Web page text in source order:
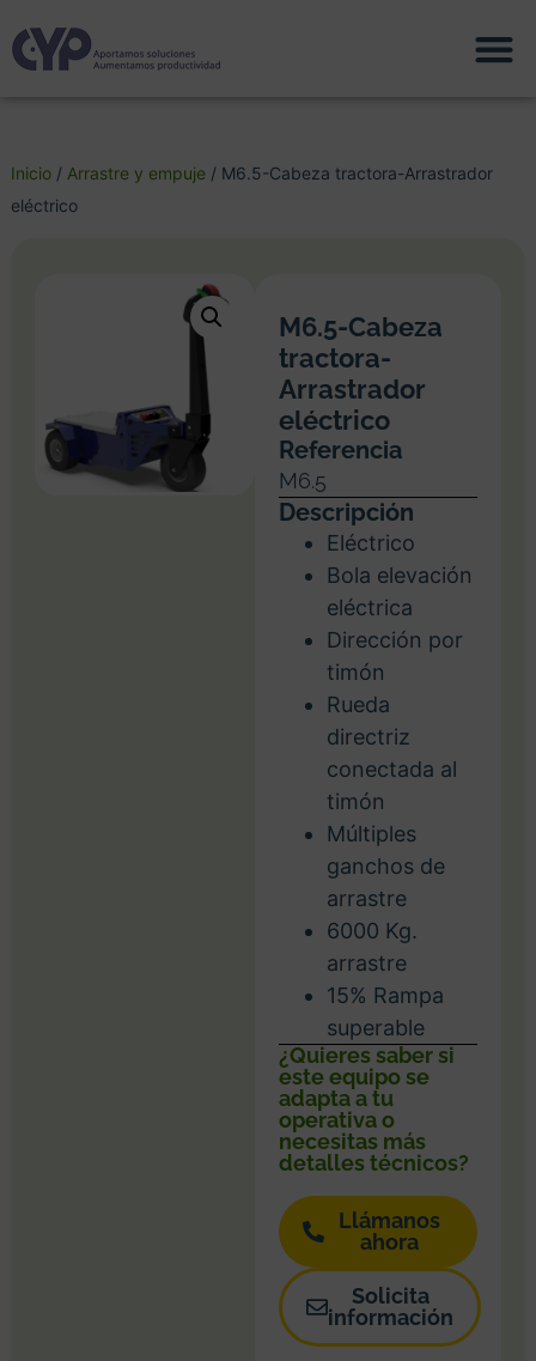
Inicio/ Arrastre y empuje/ M6.5-Cabeza tractora-Arrastrador
eléctrico
M6.5-Cabeza
tractora-
Arrastrador
eléctrico
Referencia
M6.5
Descripción
Eléctrico
Bola elevación
eléctrica
Dirección por
timón
Rueda
directriz
conectada al
timón
Múltiples
ganchos de
arrastre
6000 Kg.
arrastre
15% Rampa
superable
¿Quieres saber si
este equipo se
adapta a tu
operativa o
necesitas más
detalles técnicos?
Llámanos
ahora
Solicita
información